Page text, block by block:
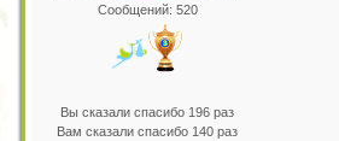
Сообщений: 520
Вы сказали спасибо 196 раз
Вам сказали спасибо 140 раз